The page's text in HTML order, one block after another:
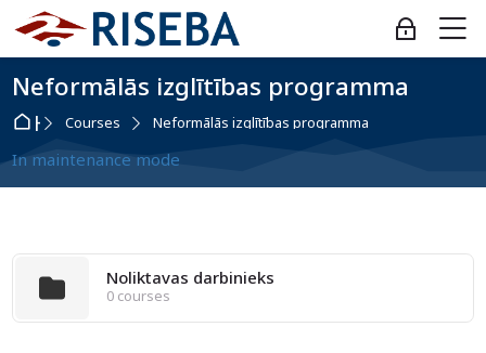
Skip to navigation
Skip to login form
Skip to main content
Skip to footer
Log in
Neformālās izglītības programma
HomeCourses Neformālās izglītības programma
In maintenance mode
Noliktavas darbinieks
0 courses